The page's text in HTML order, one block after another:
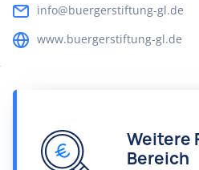
info@buergerstiftung-gl.de
www.buergerstiftung-gl.de
Weitere
Bereich